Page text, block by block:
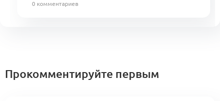
0 комментариев
2 комментария
Прокомментируйте первым